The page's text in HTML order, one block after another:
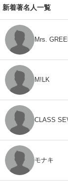
新着著名人一覧
Mrs.
M!LK
CLASS
モナキ